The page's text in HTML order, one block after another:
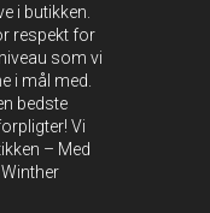
i butikken.
respekt for
som vi
i mål med.
bedste
Vi
– Med